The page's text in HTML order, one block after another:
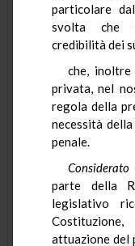
particolare
svolta che
credibilità dei
che,
privata, nel
regola della
necessità
penale.
Considerato
parte della
legislativo
attuazione del